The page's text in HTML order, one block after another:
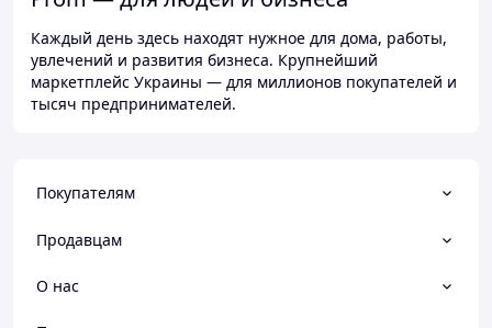
Каждый день здесь находят нужное для дома, работы,
увлечений и развития бизнеса. Крупнейший
маркетплейс Украины — для миллионов покупателей и
тысяч предпринимателей.
Покупателям
Продавцам
О нас